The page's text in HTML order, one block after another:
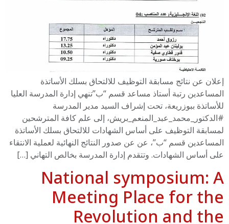
إعلان عن نتائج مسابقة التوظيف للالتحاق بسلك الأساتذة
المساعدين رتبة أستاذ مساعد قسم “ب”تنهي إدارة المدرسة العليا
للأساتذة ببوزريعة، تحت إشراف السيد مدير المدرسة
#الدكتور_محمد_عبد_المنعم_بريش، إلى علم كافة المترشحين
لمسابقة التوظيف على أساس الشهادات للالتحاق بسلك الأساتذة
المساعدين قسم “ب”، عن عن صدور النتائج النهائية لعملية الانتقاء
على أساس الشهادات. وتتقدم إدارة المدرسة بخالص التهاني […]
National symposium: A
Meeting Place for the
Revolution and the